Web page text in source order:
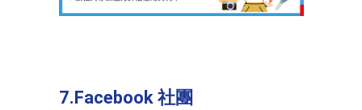
7.Facebook 社團